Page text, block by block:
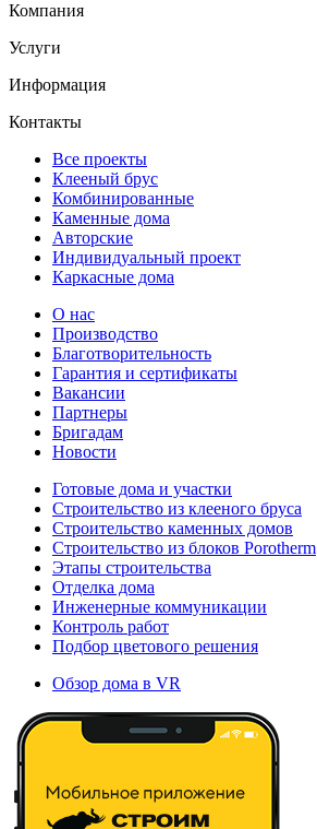
Компания
Услуги
Информация
Контакты
Все проекты
Клееный брус
Комбинированные
Каменные дома
Авторские
Индивидуальный проект
Каркасные дома
О нас
Производство
Благотворительность
Гарантия и сертификаты
Вакансии
Партнеры
Бригадам
Новости
Готовые дома и участки
Строительство из клееного бруса
Строительство каменных домов
Строительство из блоков Porotherm
Этапы строительства
Отделка дома
Инженерные коммуникации
Контроль работ
Подбор цветового решения
Обзор дома в VR